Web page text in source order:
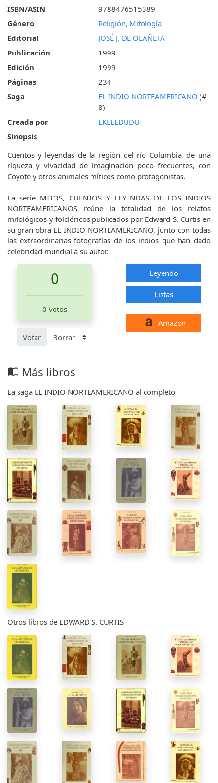
ISBN/ASIN
9788476515389
Género
Religión, Mitología
Editorial
JOSÉ J. DE OLAÑETA
Publicación
1999
Edición
1999
Páginas
234
Saga
EL INDIO NORTEAMERICANO (#
8)
Creada por
EKELEDUDU
Sinopsis
Cuentos y leyendas de la región del río Columbia, de una
riqueza y vivacidad de imaginación poco frecuentes, con
Coyote y otros animales míticos como protagonistas.
La serie MITOS, CUENTOS Y LEYENDAS DE LOS INDIOS
NORTEAMERICANOS reúne la totalidad de los relatos
mitológicos y folclóricos publicados por Edward S. Curtis en
su gran obra EL INDIO NORTEAMERICANO, junto con todas
las extraordinarias fotografías de los indios que han dado
celebridad mundial a su autor.
0
0 votos
Votar
Leyendo
Listas
Amazon
import_contacts Más libros
La saga EL INDIO NORTEAMERICANO al completo
Otros libros de EDWARD S. CURTIS